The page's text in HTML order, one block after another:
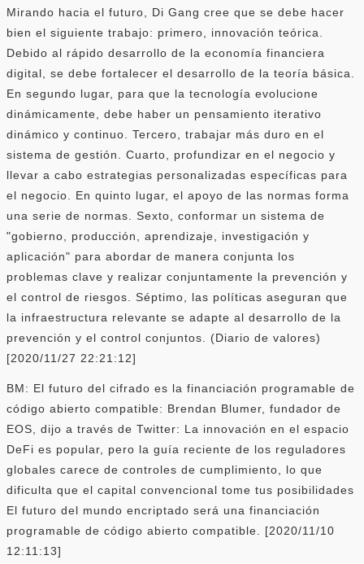
Mirando hacia el futuro, Di Gang cree que se debe hacer
bien el siguiente trabajo: primero, innovación teórica.
Debido al rápido desarrollo de la economía financiera
digital, se debe fortalecer el desarrollo de la teoría básica.
En segundo lugar, para que la tecnología evolucione
dinámicamente, debe haber un pensamiento iterativo
dinámico y continuo. Tercero, trabajar más duro en el
sistema de gestión. Cuarto, profundizar en el negocio y
llevar a cabo estrategias personalizadas específicas para
el negocio. En quinto lugar, el apoyo de las normas forma
una serie de normas. Sexto, conformar un sistema de
"gobierno, producción, aprendizaje, investigación y
aplicación" para abordar de manera conjunta los
problemas clave y realizar conjuntamente la prevención y
el control de riesgos. Séptimo, las políticas aseguran que
la infraestructura relevante se adapte al desarrollo de la
prevención y el control conjuntos. (Diario de valores)
[2020/11/27 22:21:12]
BM: El futuro del cifrado es la financiación programable de
código abierto compatible: Brendan Blumer, fundador de
EOS, dijo a través de Twitter: La innovación en el espacio
DeFi es popular, pero la guía reciente de los reguladores
globales carece de controles de cumplimiento, lo que
dificulta que el capital convencional tome tus posibilidades
El futuro del mundo encriptado será una financiación
programable de código abierto compatible. [2020/11/10
12:11:13]